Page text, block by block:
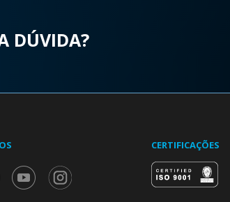
DÚVIDA?
CERTIFICAÇÕES